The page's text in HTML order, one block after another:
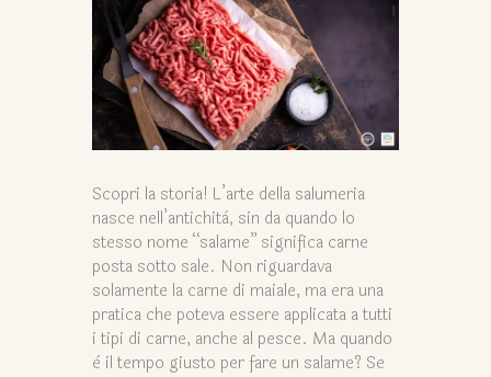
Scopri la storia! L’arte della salumeria
nasce nell’antichità, sin da quando lo
stesso nome “salame” significa carne
posta sotto sale. Non riguardava
solamente la carne di maiale, ma era una
pratica che poteva essere applicata a tutti
i tipi di carne, anche al pesce. Ma quando
è il tempo giusto per fare un salame? Se